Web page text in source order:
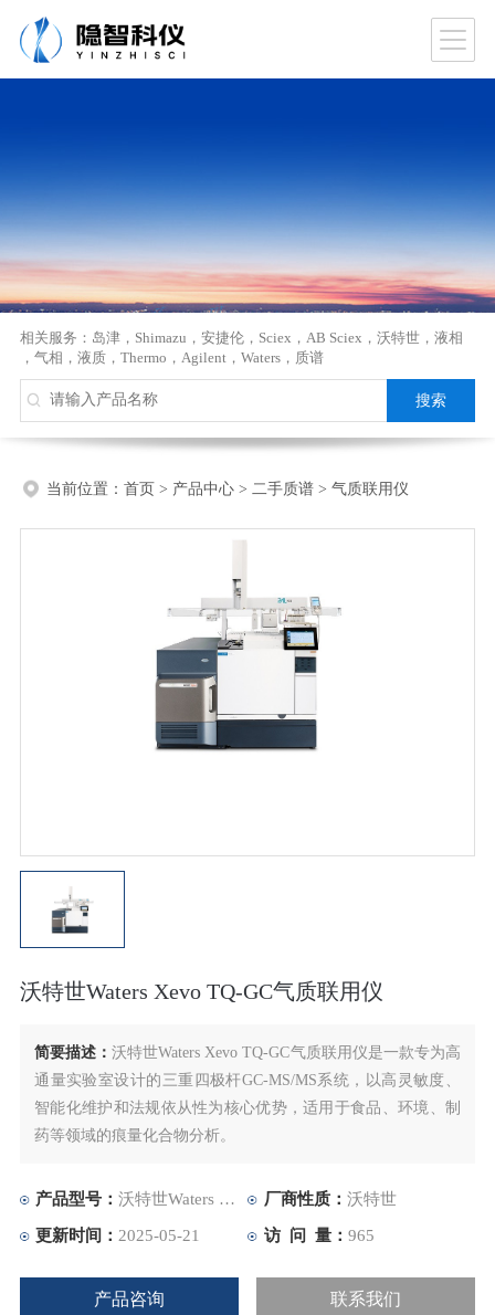
相关服务： 岛津， Shimazu ， 安捷伦， Sciex ， AB Sciex ， 沃特世， 液相
， 气相 ， 液质， Thermo ， Agilent ， Waters， 质谱
当前位置： 首页> 产品中心> 二手质谱> 气质联用仪
沃特世Waters Xevo TQ-GC气质联用仪
简要描述：沃特世Waters Xevo TQ-GC气质联用仪是一款专为高
通量实验室设计的三重四极杆GC-MS/MS系统，以高灵敏度、
智能化维护和法规依从性为核心优势，适用于食品、环境、制
药等领域的痕量化合物分析。
产品型号：沃特世Waters Xevo TQ-GC 厂商性质： 沃特世
更新时间：2025-05-21 访 问 量： 965
产品咨询 联系我们